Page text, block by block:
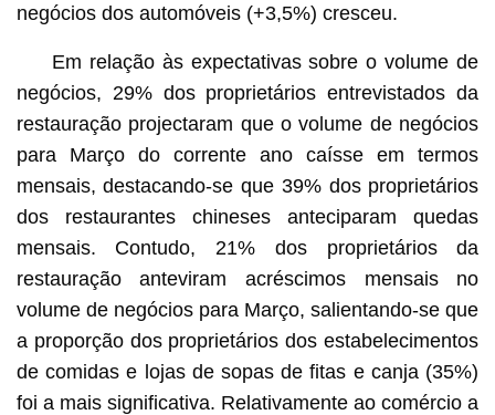
negócios dos automóveis (+3,5%) cresceu.
Em relação às expectativas sobre o volume de
negócios, 29% dos proprietários entrevistados da
restauração projectaram que o volume de negócios
para Março do corrente ano caísse em termos
mensais, destacando-se que 39% dos proprietários
dos restaurantes chineses anteciparam quedas
mensais. Contudo, 21% dos proprietários da
restauração anteviram acréscimos mensais no
volume de negócios para Março, salientando-se que
a proporção dos proprietários dos estabelecimentos
de comidas e lojas de sopas de fitas e canja (35%)
foi a mais significativa. Relativamente ao comércio a